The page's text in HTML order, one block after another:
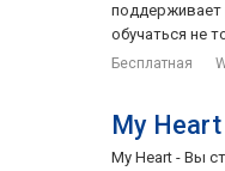
обучаться не
Бесплатная
My Heart
My Heart - Вы